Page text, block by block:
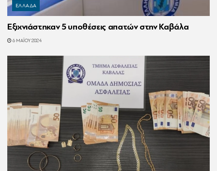
ΕΛΛΑΔΑ
Εξιχνιάστηκαν 5 υποθέσεις απατών στην Καβάλα
6 ΜΑΪ́ΟΥ 2024